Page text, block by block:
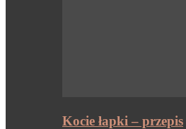
Kocie łapki – przepis